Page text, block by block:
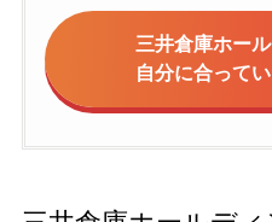
三井倉庫ホー
自分に合って